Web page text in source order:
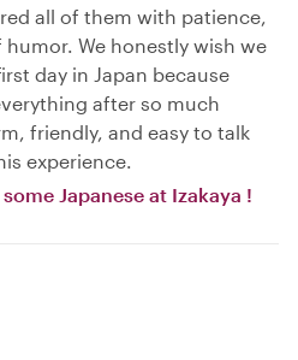
all of them with patience,
humor. We honestly wish we
day in Japan because
after so much
friendly, and easy to talk
experience.
Japanese at Izakaya !